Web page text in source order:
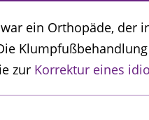
ein Orthopäde, der
zur Korrektur eines